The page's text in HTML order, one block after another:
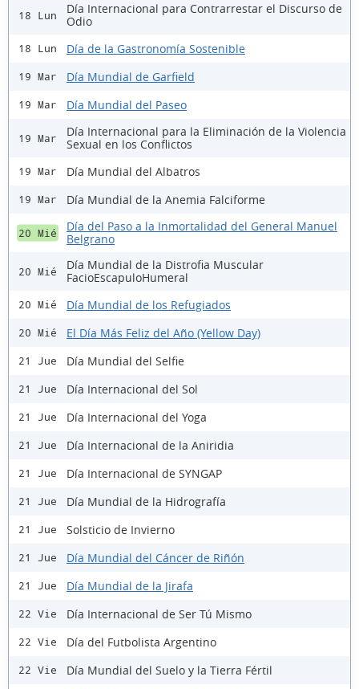
18 Lun
Día Internacional para Contrarrestar el Discurso de
Odio
18 Lun Día de la Gastronomía Sostenible
19 Mar Día Mundial de Garfield
19 Mar Día Mundial del Paseo
19 Mar
Día Internacional para la Eliminación de la Violencia
Sexual en los Conflictos
19 Mar Día Mundial del Albatros
19 Mar Día Mundial de la Anemia Falciforme
20 Mié
Día del Paso a la Inmortalidad del General Manuel
Belgrano
20 Mié
Día Mundial de la Distrofia Muscular
FacioEscapuloHumeral
20 Mié Día Mundial de los Refugiados
20 Mié El Día Más Feliz del Año (Yellow Day)
21 Jue Día Mundial del Selfie
21 Jue Día Internacional del Sol
21 Jue Día Internacional del Yoga
21 Jue Día Internacional de la Aniridia
21 Jue Día Internacional de SYNGAP
21 Jue Día Mundial de la Hidrografía
21 Jue Solsticio de Invierno
21 Jue Día Mundial del Cáncer de Riñón
21 Jue Día Mundial de la Jirafa
22 Vie Día Internacional de Ser Tú Mismo
22 Vie Día del Futbolista Argentino
22 Vie Día Mundial del Suelo y la Tierra Fértil